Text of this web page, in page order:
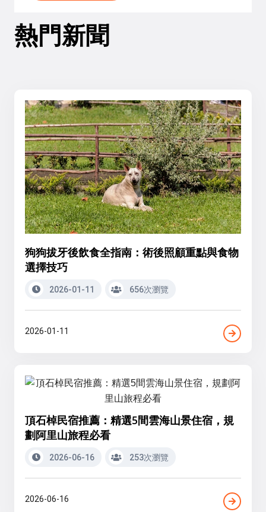
熱門新聞
狗狗拔牙後飲食全指南：術後照顧重點與食物
選擇技巧
2026-01-11 656次瀏覽
2026-01-11
頂石棹民宿推薦：精選5間雲海山景住宿，規
劃阿里山旅程必看
2026-06-16 253次瀏覽
2026-06-16